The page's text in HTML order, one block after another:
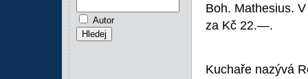
Boh. Mathesius.
za Kč 22.—.
Kuchaře nazývá
Autor